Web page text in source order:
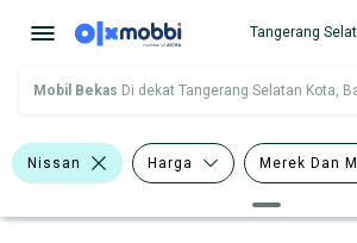
Tangerang
Mobil Bekas Di dekat Tangerang Selatan Kota,
Nissan Harga Merek Dan